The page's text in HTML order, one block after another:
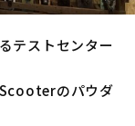
テストセンター
のパウダ